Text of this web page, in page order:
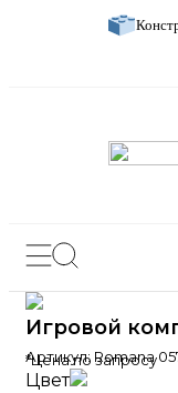
Игровой
Артикул: Romana
*Цена по запросу
Цвет